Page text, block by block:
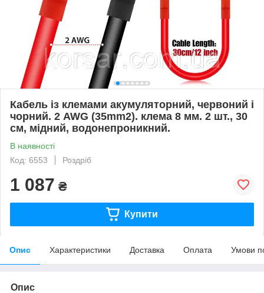
Кабель із клемами акумуляторний, червоний і
чорний. 2 AWG (35mm2). клема 8 мм. 2 шт., 30
см, мідний, водонепроникний.
В наявності
Код: 6553
Роздріб
1 087 ₴
Купити
Опис Характеристики Доставка Оплата Умови
Опис